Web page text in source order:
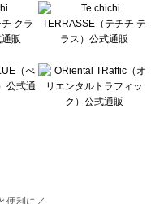
便利に／